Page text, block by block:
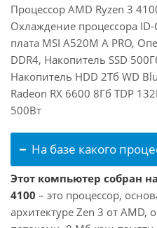
Процессор AMD Ryzen 3
Охлаждение процессора
плата MSI A520M A PRO,
DDR4, Накопитель SSD
Накопитель HDD 2Тб WD
Radeon RX 6600 8Гб TDP
500Вт
На базе какого
Этот компьютер собран
4100 – это процессор,
архитектуре Zen 3 от AMD,